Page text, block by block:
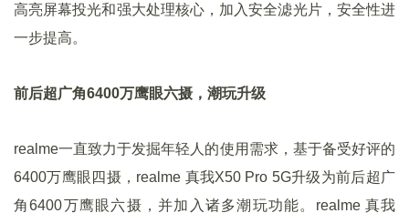
高亮屏幕投光和强大处理核心，加入安全滤光片，安全性进
一步提高。
前后超广角6400万鹰眼六摄，潮玩升级
realme一直致力于发掘年轻人的使用需求，基于备受好评的
6400万鹰眼四摄，realme 真我X50 Pro 5G升级为前后超广
角6400万鹰眼六摄，并加入诸多潮玩功能。realme 真我